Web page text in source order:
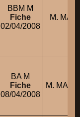
BBM M
Fiche
02/04/2008
M.
BA M
Fiche
08/04/2008
M.